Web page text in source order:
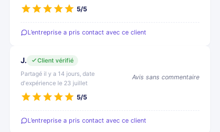
5/5
L’entreprise a pris contact avec ce client
J.
Client vérifié
Partagé il y a 14 jours, date
d'expérience le 23 juillet
Avis sans commentaire
5/5
L’entreprise a pris contact avec ce client